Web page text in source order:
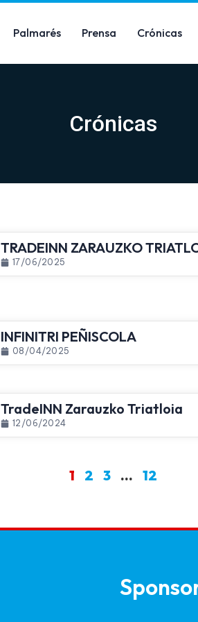
Palmarés Prensa Crónicas
Crónicas
TRADEINN ZARAUZKO
17/06/2025
INFINITRI PEÑISCOLA
08/04/2025
TradeINN Zarauzko Triatloia
12/06/2024
1 2 3 … 12